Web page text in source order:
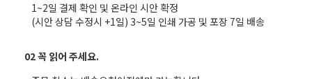
1~2일 결제 확인 및 온라인 시안 확정
(시안 상담 수정시 +1일) 3~5일 인쇄 가공 및 포장 7일 배송
02 꼭 읽어 주세요.